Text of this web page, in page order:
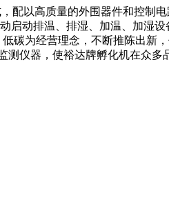
以高质量的外围器件和控制
启动排温、排湿、加温、加湿
碳为经营理念，不断推陈出新
仪器，使裕达牌孵化机在众多